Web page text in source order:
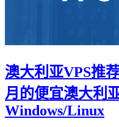
澳大利亚VPS推
月的便宜澳大利
Windows/Linux